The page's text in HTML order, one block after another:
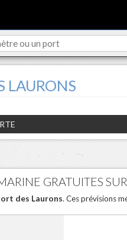
LAURONS
GRATUITES SUR
des Laurons. Ces prévisions